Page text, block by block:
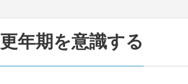
更年期を意識する